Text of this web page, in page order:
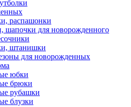
распашонки
шапочки для новорожденного
штанишки
для новорожденных
юбки
брюки
рубашки
блузки